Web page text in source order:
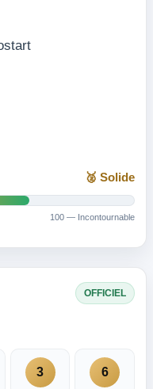
🥈 Solide
100 — Incontournable
OFFICIEL
3 6